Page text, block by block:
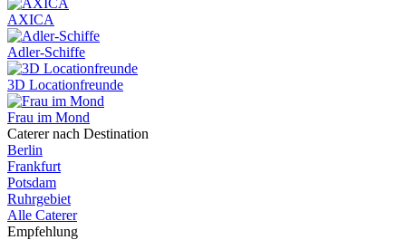
AXICA
Adler-Schiffe
3D Locationfreunde
Frau im Mond
Caterer nach Destination
Berlin
Frankfurt
Potsdam
Ruhrgebiet
Alle Caterer
Empfehlung